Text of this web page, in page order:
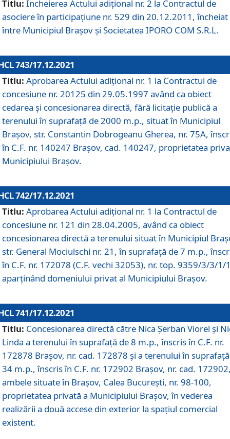
Titlu: Încheierea Actului adițional nr. 2 la Contractul de
asociere în participațiune nr. 529 din 20.12.2011, încheiat
între Municipiul Brașov și Societatea IPORO COM S.R.L.
743/17.12.2021
Titlu: Aprobarea Actului adiţional nr. 1 la Contractul de
concesiune nr. 20125 din 29.05.1997 având ca obiect
cedarea și concesionarea directă, fără licitație publică a
terenului în suprafață de 2000 m.p., situat în Municipiul
Brașov, str. Constantin Dobrogeanu Gherea, nr. 75A,
în C.F. nr. 140247 Brașov, cad. 140247, proprietatea
Municipiului Brașov.
742/17.12.2021
Titlu: Aprobarea Actului adiţional nr. 1 la Contractul de
concesiune nr. 121 din 28.04.2005, având ca obiect
concesionarea directă a terenului situat în Municipiul
str. General Mociulschi nr. 21, în suprafață de 7 m.p.,
în C.F. nr. 172078 (C.F. vechi 32053), nr. top. 9359/3/3/1/
aparținând domeniului privat al Municipiului Brașov.
741/17.12.2021
Titlu: Concesionarea directă către Nica Șerban Viorel și
Linda a terenului în suprafață de 8 m.p., înscris în C.F. nr.
172878 Brașov, nr. cad. 172878 și a terenului în
34 m.p., înscris în C.F. nr. 172902 Brașov, nr. cad.
ambele situate în Brașov, Calea București, nr. 98-100,
proprietatea privată a Municipiului Brașov, în vederea
realizării a două accese din exterior la spațiul comercial
existent.